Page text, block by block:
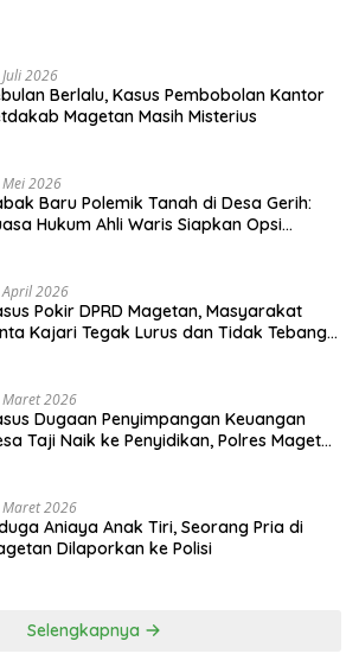
Juli 2026
Berlalu, Kasus Pembobolan Kantor
Magetan Masih Misterius
2026
Baru Polemik Tanah di Desa Gerih:
Hukum Ahli Waris Siapkan Opsi
2026
Pokir DPRD Magetan, Masyarakat
Kajari Tegak Lurus dan Tidak Tebang
2026
Dugaan Penyimpangan Keuangan
Taji Naik ke Penyidikan, Polres Magetan
2026
Aniaya Anak Tiri, Seorang Pria di
Dilaporkan ke Polisi
Selengkapnya